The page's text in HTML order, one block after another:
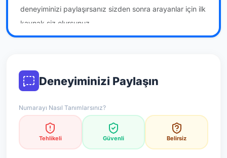
deneyiminizi paylaşırsanız sizden sonra arayanlar için ilk
kaynak siz olursunuz.
Deneyiminizi Paylaşın
Numarayı Nasıl Tanımlarsınız?
Tehlikeli Güvenli Belirsiz